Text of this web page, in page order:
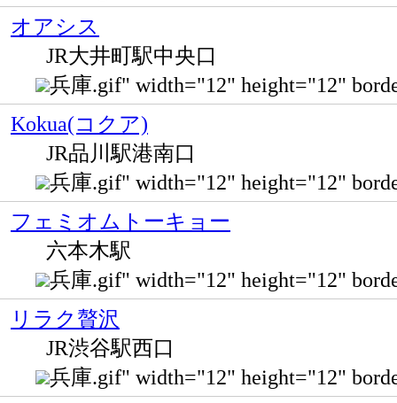
オアシス
JR大井町駅中央口
兵庫.gif" width="12" height="12"
Kokua(コクア)
JR品川駅港南口
兵庫.gif" width="12" height="12"
フェミオムトーキョー
六本木駅
兵庫.gif" width="12" height="12"
リラク贅沢
JR渋谷駅西口
兵庫.gif" width="12" height="12"